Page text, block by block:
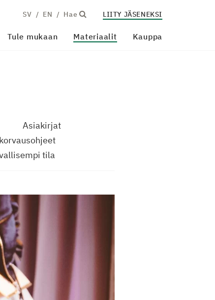
SV EN Hae LIITY JÄSENEKSI
Tule mukaan Materiaalit Kauppa
Asiakirjat
tila